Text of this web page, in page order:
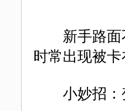
新手路面不
时常出现被
小妙招：变